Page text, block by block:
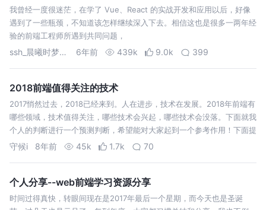
我曾经一度很迷茫，在学了 Vue、React 的实战开发和应用以后，好像
遇到了一些瓶颈，不知道该怎样继续深入下去。相信这也是很多一两年经
验的前端工程师所遇到共同问题，
ssh_晨曦时梦见兮 6年前 439k 9.0k 399
2018前端值得关注的技术
2017悄然过去，2018已经来到。人在进步，技术在发展。2018年前端有
哪些领域，技术值得关注，哪些技术会兴起，哪些技术会没落。下面就我
个人的判断进行一个预测判断，希望能对大家起到一个参考作用！下面提
及的技术，只是建议大家关注，也不是建议大家全部的都要学，而是建议
守候i 8年前 45k 1.7k 70
个人分享--web前端学习资源分享
时间过得真快，转眼间现在是2017年最后一个星期，而今天也是圣诞